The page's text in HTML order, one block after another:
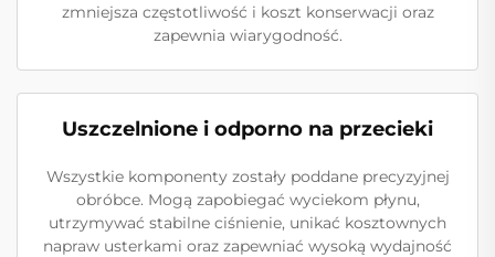
zmniejsza częstotliwość i koszt konserwacji oraz
zapewnia wiarygodność.
Uszczelnione i odporno na przecieki
Wszystkie komponenty zostały poddane precyzyjnej
obróbce. Mogą zapobiegać wyciekom płynu,
utrzymywać stabilne ciśnienie, unikać kosztownych
napraw usterkami oraz zapewniać wysoką wydajność